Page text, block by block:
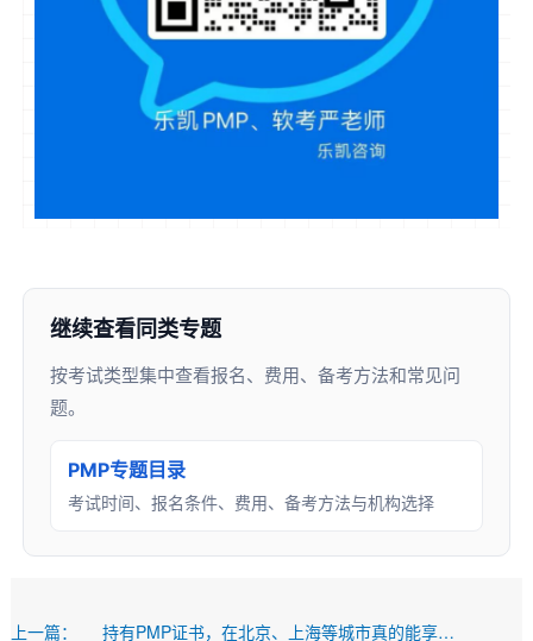
继续查看同类专题
按考试类型集中查看报名、费用、备考方法和常见问
题。
PMP专题目录
考试时间、报名条件、费用、备考方法与机构选择
上一篇： 持有PMP证书，在北京、上海等城市真的能享受落户福利吗？